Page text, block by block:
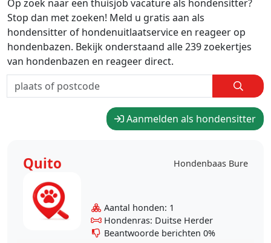
Op zoek naar een thuisjob vacature als hondensitter?
Stop dan met zoeken! Meld u gratis aan als
hondensitter of hondenuitlaatservice en reageer op
hondenbazen. Bekijk onderstaand alle 239 zoekertjes
van hondenbazen en reageer direct.
Aanmelden als hondensitter
Quito Hondenbaas Bure
Aantal honden: 1
Hondenras: Duitse Herder
Beantwoorde berichten 0%